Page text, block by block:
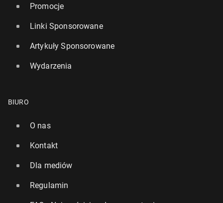
Promocje
Linki Sponsorowane
Artykuły Sponsorowane
Wydarzenia
BIURO
O nas
Kontakt
Dla mediów
Regulamin